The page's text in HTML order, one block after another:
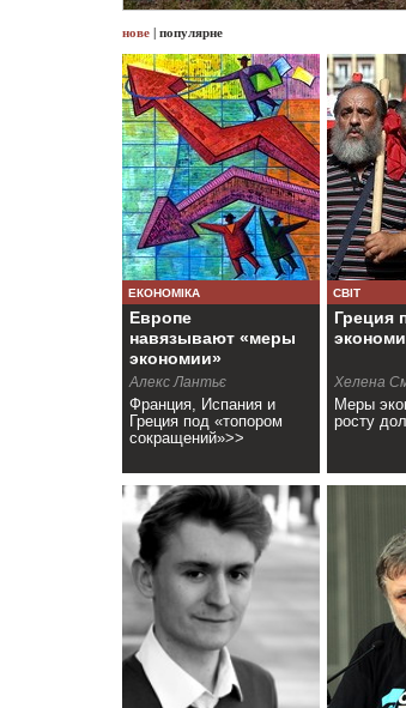
нове | популярне
ЕКОНОМІКА
Европе
навязывают «меры
экономии»
Алекс Лантьє
Франция, Испания и
Греция под «топором
сокращений»>>
СВІТ
Греция
Хелена
Меры
росту